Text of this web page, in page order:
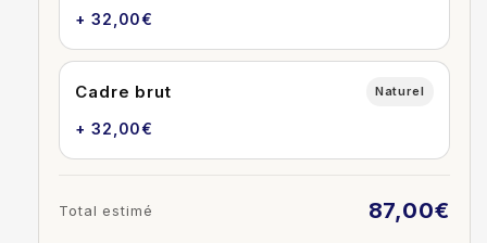
+ 32,00€
Cadre brut Naturel
+ 32,00€
Total estimé 87,00€